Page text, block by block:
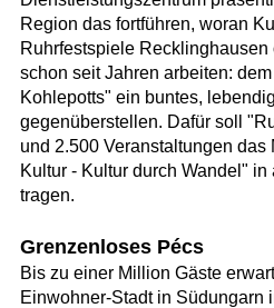
Region das fortführen, woran
Ruhrfestspiele
schon seit Jahren arbeiten:
Kohlepotts" ein buntes,
gegenüberstellen. Dafür soll
und 2.500 Veranstaltungen das
Kultur - Kultur durch Wandel"
tragen.
Grenzenloses Pécs
Bis zu einer Million Gäste
Einwohner-Stadt in Südungarn